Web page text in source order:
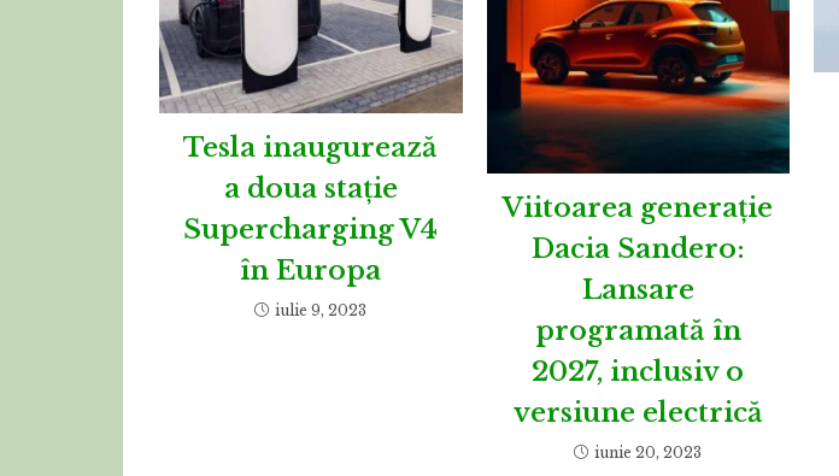
Tesla inaugurează
a doua stație
Supercharging V4
în Europa
iulie 9, 2023
Viitoarea generație
Dacia Sandero:
Lansare
programată în
2027, inclusiv o
versiune electrică
iunie 20, 2023